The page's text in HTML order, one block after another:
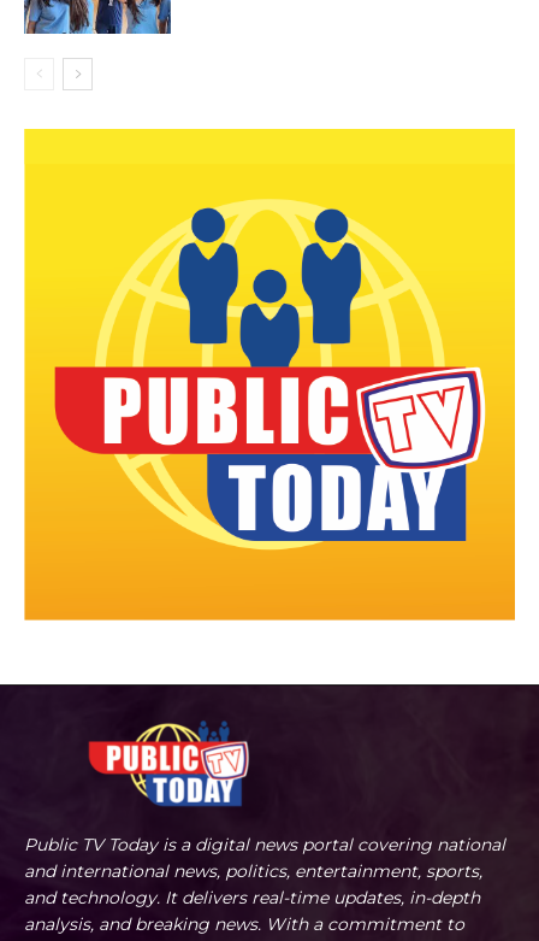
Public TV Today is a digital news portal covering national
and international news, politics, entertainment, sports,
and technology. It delivers real-time updates, in-depth
analysis, and breaking news. With a commitment to